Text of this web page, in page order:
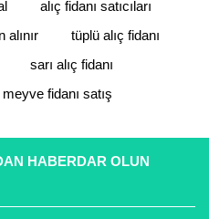
görüntülenemiyor.
bulunuyor.
alıç fidanı satıcıları
alınır
tüplü alıç fidanı
sarı alıç fidanı
meyve fidanı satış
HABERDAR OLUN